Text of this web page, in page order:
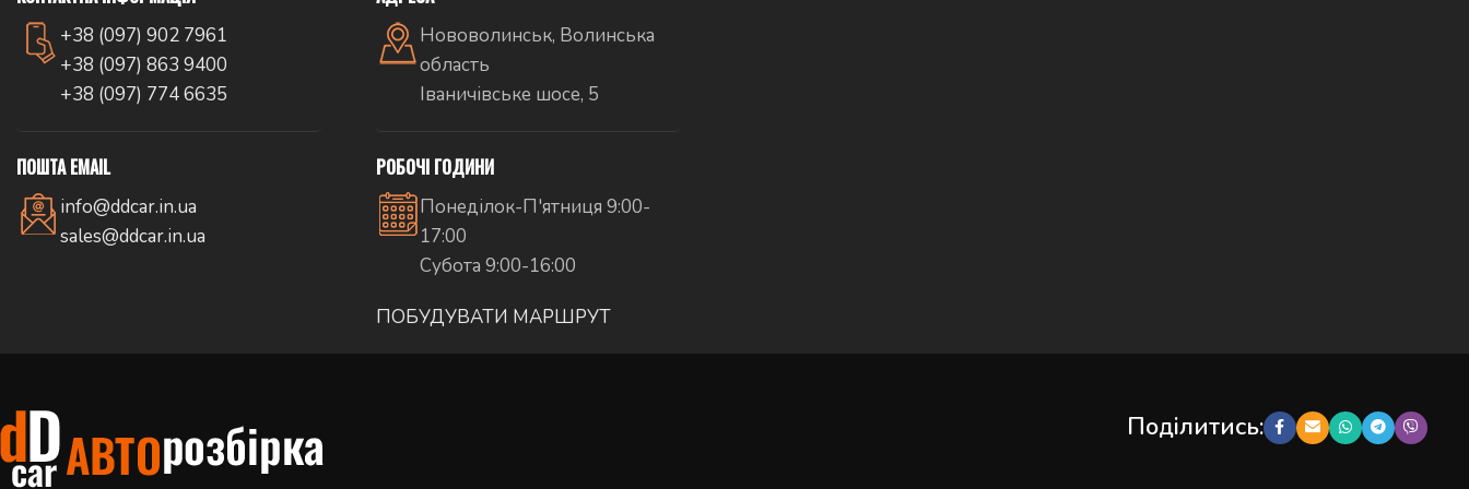
+38 (097) 902 7961
+38 (097) 863 9400
+38 (097) 774 6635
ПОШТА EMAIL
info@ddcar.in.ua
sales@ddcar.in.ua
Нововолинськ, Волинська
область
Іваничівське шосе, 5
РОБОЧІ ГОДИНИ
Понеділок-П'ятниця 9:00-
17:00
Субота 9:00-16:00
ПОБУДУВАТИ МАРШРУТ
Поділитись: